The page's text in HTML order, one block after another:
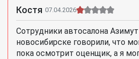
Костя 07.04.2026
Сотрудники автосалона
новосибирске говорили, что
пока осмотрит оценщик, а я